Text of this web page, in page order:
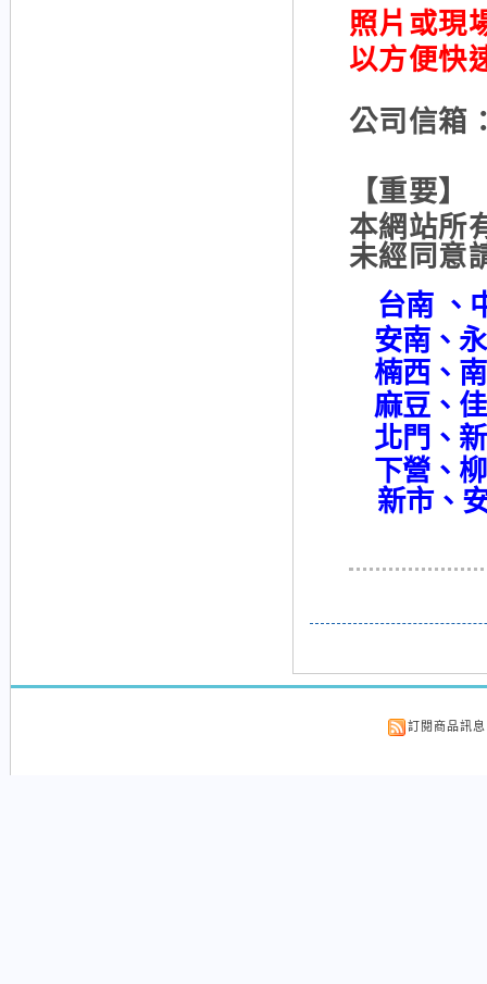
照片或現
以方便快
公司信箱
【重要】
本網站所
未經同意
台南 、
安南、
楠西、
麻豆、
北門、
下營、
新市、
訂閱商品訊息